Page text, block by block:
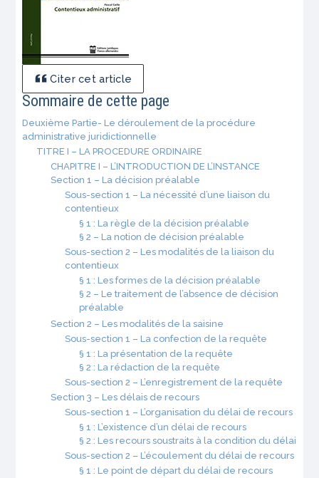
Citer cet article
Sommaire de cette page
Deuxième Partie- Le déroulement de la procédure
administrative juridictionnelle
TITRE I – LA PROCEDURE ORDINAIRE
CHAPITRE I – L’INTRODUCTION DE L’INSTANCE
Section 1 – La décision préalable
Sous-section 1 – La nécessité d’une liaison du
contentieux
§ 1 : La règle de la décision préalable
§ 2 – La notion de décision préalable
Sous-section 2 – Les modalités de la liaison du
contentieux
§ 1 : Les formes de la décision préalable
§ 2 – Le traitement de l’absence de décision
préalable
Section 2 – Les modalités de la saisine
Sous-section 1 – La confection de la requête
§ 1 : La présentation de la requête
§ 2 : La rédaction de la requête
Sous-section 2 – L’enregistrement de la requête
Section 3 – Les délais de recours
Sous-section 1 – L’organisation du délai de recours
§ 1 : L’existence d’un délai de recours
§ 2 : Les recours soustraits à la condition du délai
Sous-section 2 – L’écoulement du délai de recours
§ 1 : Le point de départ du délai de recours